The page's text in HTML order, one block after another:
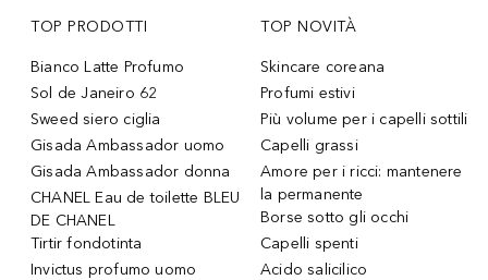
TOP PRODOTTI
Bianco Latte Profumo
Sol de Janeiro 62
Sweed siero ciglia
Gisada Ambassador uomo
Gisada Ambassador donna
CHANEL Eau de toilette BLEU
DE CHANEL
Tirtir fondotinta
Invictus profumo uomo
TOP NOVITÀ
Skincare coreana
Profumi estivi
Più volume per i capelli sottili
Capelli grassi
Amore per i ricci: mantenere
la permanente
Borse sotto gli occhi
Capelli spenti
Acido salicilico